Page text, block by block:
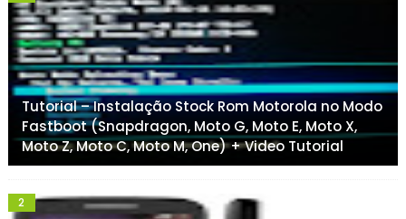
Tutorial – Instalação Stock Rom Motorola no Modo
Fastboot (Snapdragon, Moto G, Moto E, Moto X,
Moto Z, Moto C, Moto M, One) + Video Tutorial